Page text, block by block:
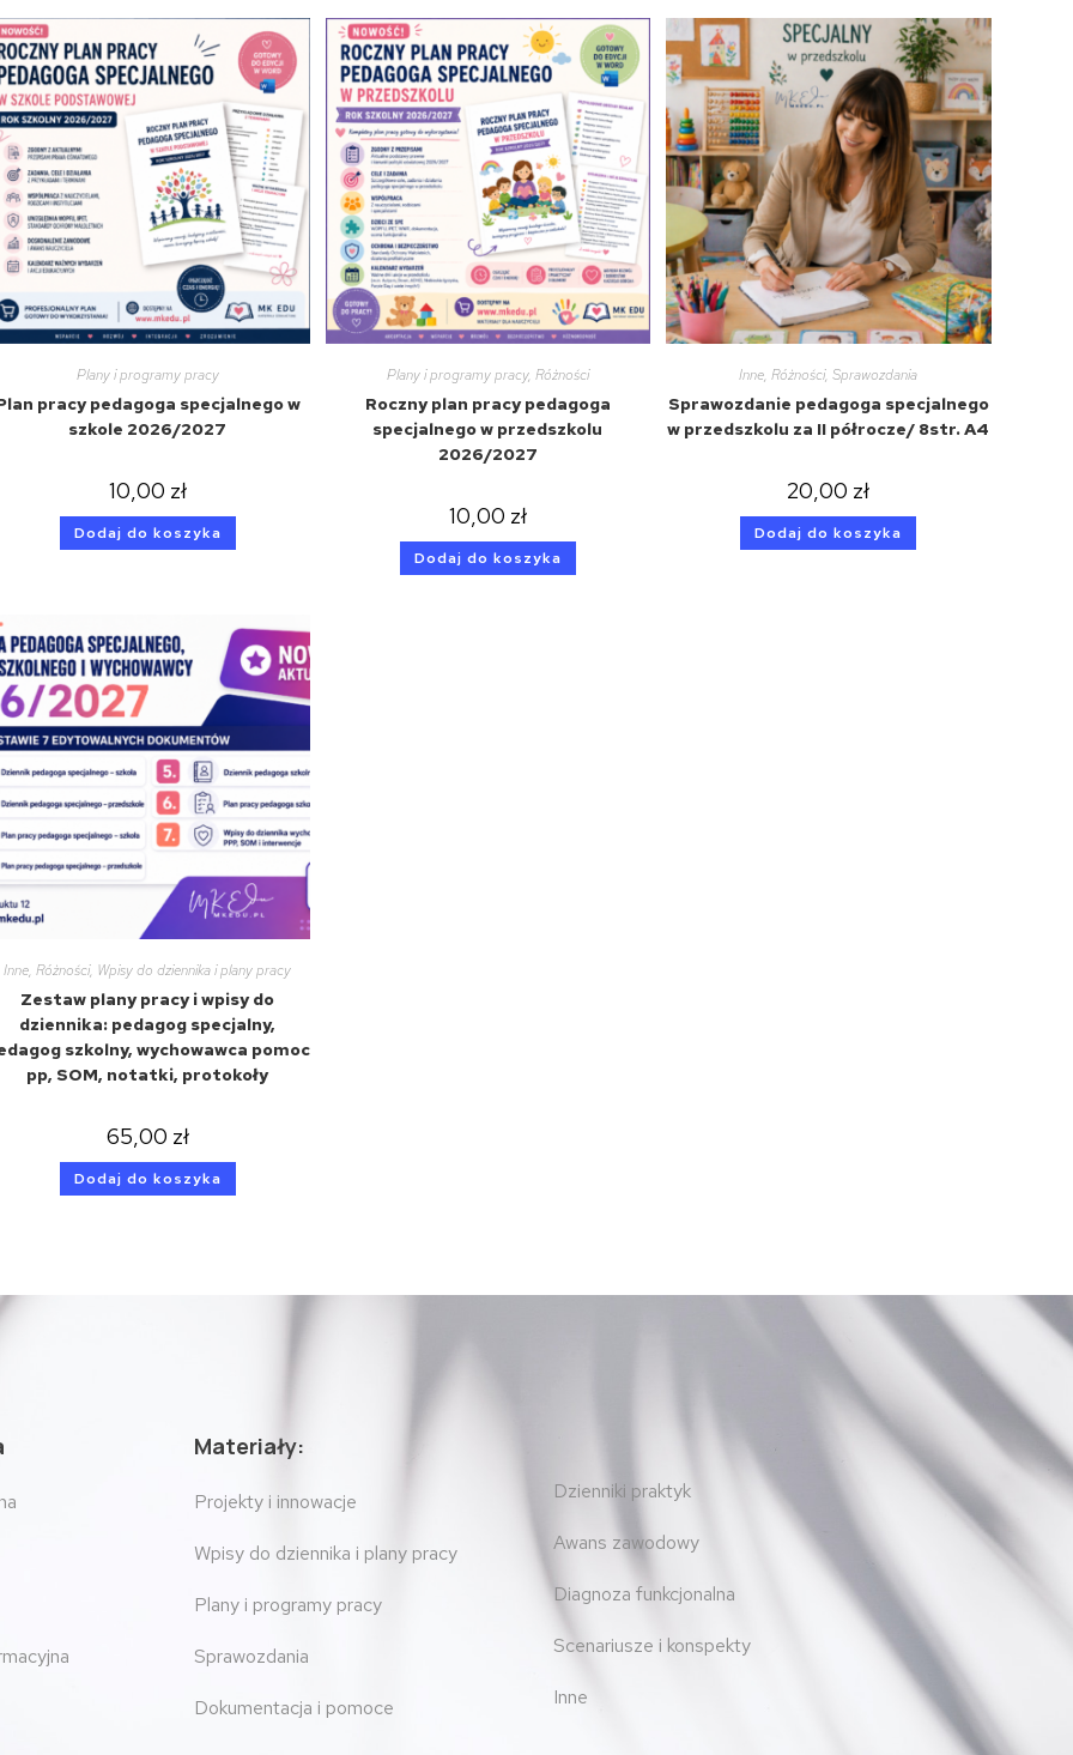
Plany i programy pracy
pracy pedagoga specjalnego w
szkole 2026/2027
10,00 zł
Dodaj do koszyka
Plany i programy pracy, Różności
Roczny plan pracy pedagoga
specjalnego w przedszkolu
2026/2027
10,00 zł
Dodaj do koszyka
Inne,Różności,Sprawozdania
Sprawozdanie pedagoga specjalnego
w przedszkolu za II półrocze/ 8str. A4
20,00 zł
Dodaj do koszyka
Inne,Różności, Wpisy do dziennika i plany pracy
Zestaw plany pracy i wpisy do
dziennika: pedagog specjalny,
szkolny, wychowawca pomoc
pp, SOM, notatki, protokoły
65,00 zł
Dodaj do koszyka
Materiały:
Projekty i innowacje
Wpisy do dziennika i plany pracy
Plany i programy pracy
Sprawozdania
Dokumentacja i pomoce
Dzienniki praktyk
Awans zawodowy
Diagnoza funkcjonalna
Scenariusze i konspekty
Inne